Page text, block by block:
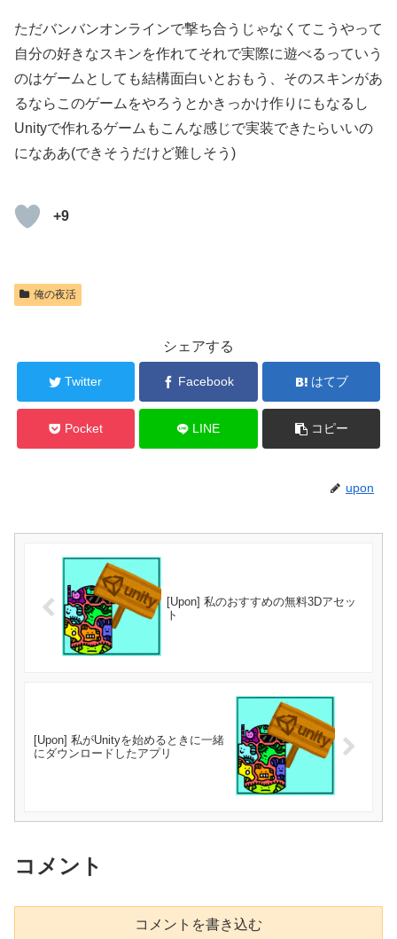
ただバンバンオンラインで撃ち合うじゃなくてこうやって
自分の好きなスキンを作れてそれで実際に遊べるっていう
のはゲームとしても結構面白いとおもう、そのスキンがあ
るならこのゲームをやろうとかきっかけ作りにもなるし
Unityで作れるゲームもこんな感じで実装できたらいいの
になああ(できそうだけど難しそう)
+9
俺の夜活
シェアする
Twitter Facebook はてブ
Pocket LINE コピー
upon
[Upon] 私のおすすめの無料3Dアセッ
ト
[Upon] 私がUnityを始めるときに一緒
にダウンロードしたアプリ
コメント
コメントを書き込む